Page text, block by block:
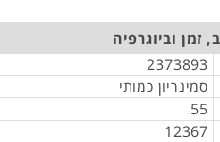
זמן וביוגרפיה
2373893
סמינריון כמותי
55
12367